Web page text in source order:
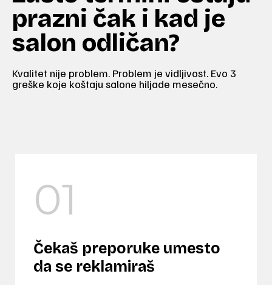
prazni čak i kad je
salon odličan?
Kvalitet nije problem. Problem je vidljivost. Evo 3
greške koje koštaju salone hiljade mesečno.
01
Čekaš preporuke umesto
da se reklamiraš